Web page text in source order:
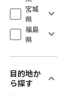
宮城
県
expand_more
福島
県
expand_more
目的地か
ら探す
expand_more